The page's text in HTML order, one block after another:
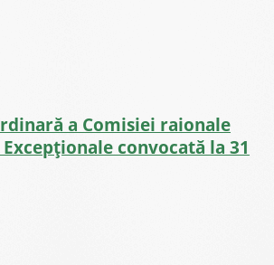
a Comisiei raionale
convocată la 31